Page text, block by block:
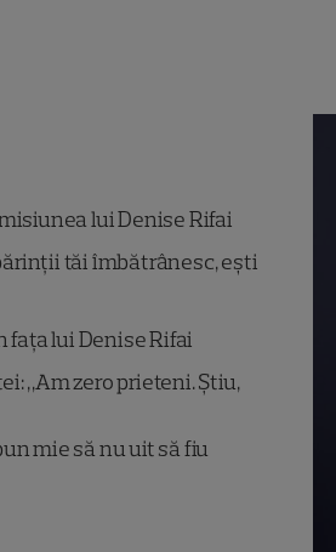
lui Denise Rifai
tăi îmbătrânesc, ești
fața lui Denise Rifai
„Am zero prieteni. Știu,
mie să nu uit să fiu